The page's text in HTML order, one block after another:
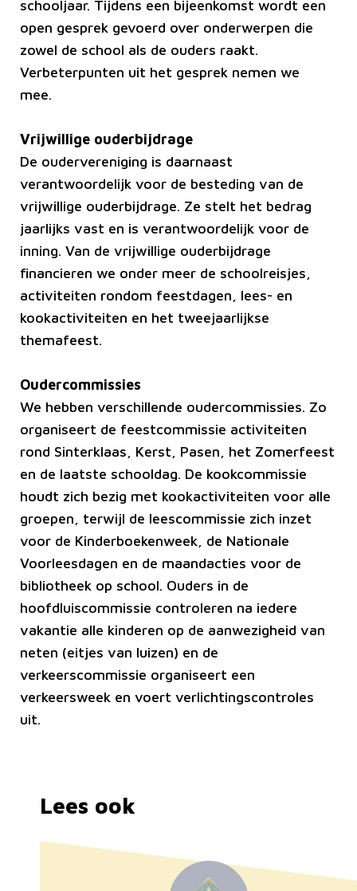
schooljaar. Tijdens een bijeenkomst wordt een
open gesprek gevoerd over onderwerpen die
zowel de school als de ouders raakt.
Verbeterpunten uit het gesprek nemen we
mee.
Vrijwillige ouderbijdrage
De oudervereniging is daarnaast
verantwoordelijk voor de besteding van de
vrijwillige ouderbijdrage. Ze stelt het bedrag
jaarlijks vast en is verantwoordelijk voor de
inning. Van de vrijwillige ouderbijdrage
financieren we onder meer de schoolreisjes,
activiteiten rondom feestdagen, lees- en
kookactiviteiten en het tweejaarlijkse
themafeest.
Oudercommissies
We hebben verschillende oudercommissies. Zo
organiseert de feestcommissie activiteiten
rond Sinterklaas, Kerst, Pasen, het Zomerfeest
en de laatste schooldag. De kookcommissie
houdt zich bezig met kookactiviteiten voor alle
groepen, terwijl de leescommissie zich inzet
voor de Kinderboekenweek, de Nationale
Voorleesdagen en de maandacties voor de
bibliotheek op school. Ouders in de
hoofdluiscommissie controleren na iedere
vakantie alle kinderen op de aanwezigheid van
neten (eitjes van luizen) en de
verkeerscommissie organiseert een
verkeersweek en voert verlichtingscontroles
uit.
Lees ook